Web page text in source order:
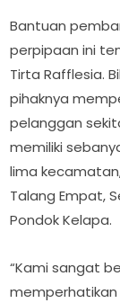
Bantuan
perpipaan ini
Tirta Rafflesia.
pihaknya
pelanggan
memiliki
lima
Talang Empat,
Pondok Kelapa.
“Kami sangat
memperhatikan